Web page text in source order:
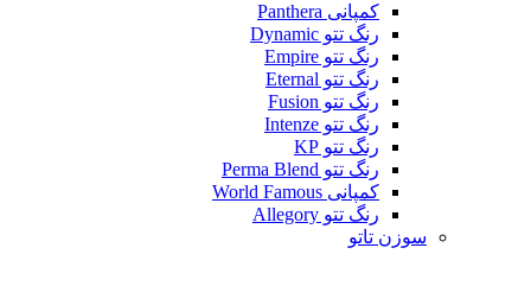
کمپانی Panthera
رنگ تتو Dynamic
رنگ تتو Empire
رنگ تتو Eternal
رنگ تتو Fusion
رنگ تتو Intenze
رنگ تتو KP
رنگ تتو Perma Blend
کمپانی World Famous
رنگ تتو Allegory
سوزن تاتو